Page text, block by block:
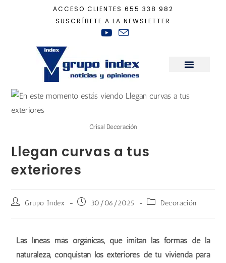
ACCESO CLIENTES 655 338 982
SUSCRÍBETE A LA NEWSLETTER
Decoración
Crisal Decoración
Llegan curvas a tus
exteriores
Grupo Index 30/06/2025 Decoración
Las líneas más orgánicas, que imitan las formas de la
naturaleza, conquistan los exteriores de tu vivienda para